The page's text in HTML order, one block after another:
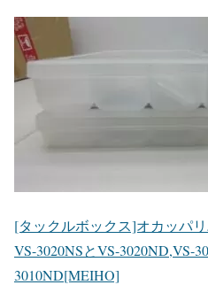
[タックルボックス]オカッパ
VS-3020NSとVS-3020ND,VS-
3010ND[MEIHO]